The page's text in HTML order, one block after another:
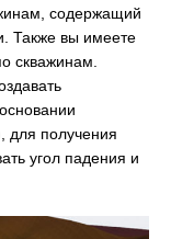
содержащий
Также вы имеете
скважинам.
для получения
угол падения и